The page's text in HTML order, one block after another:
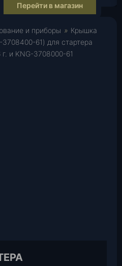
Перейти в магазин
и приборы » Крышка
61) для стартера
и KNG-3708000-61